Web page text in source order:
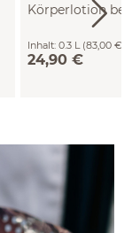
Körperlotion
Inhalt: 0.3 L (83,00 € /
24,90 €